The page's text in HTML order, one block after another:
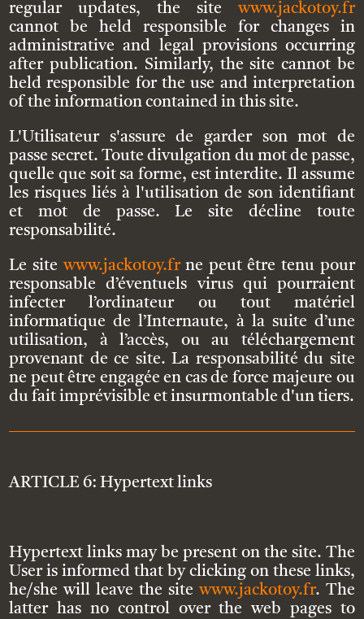
regular updates, the sitewww.jackotoy.fr
cannot be held responsible for changes in
administrative and legal provisions occurring
after publication. Similarly, the site cannot be
held responsible for the use and interpretation
of the information contained in this site.
L'Utilisateur s'assure de garder son mot de
passe secret. Toute divulgation du mot de passe,
quelle que soit sa forme, est interdite. Il assume
les risques liés à l'utilisation de son identifiant
et mot de passe. Le site décline toute
responsabilité.
Le sitewww.jackotoy.frne peut être tenu pour
responsable d’éventuels virus qui pourraient
infecter l’ordinateur ou tout matériel
informatique de l’Internaute, à la suite d’une
utilisation, à l’accès, ou au téléchargement
provenant de ce site. La responsabilité du site
ne peut être engagée en cas de force majeure ou
du fait imprévisible et insurmontable d'un tiers.
ARTICLE 6: Hypertext links
Hypertext links may be present on the site. The
User is informed that by clicking on these links,
he/she will leave the sitewww.jackotoy.fr. The
latter has no control over the web pages to